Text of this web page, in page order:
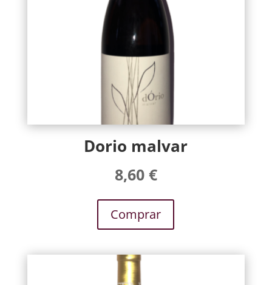
Dorio malvar
8,60 €
Comprar